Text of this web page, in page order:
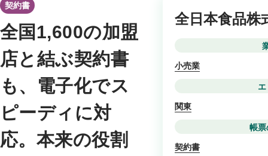
契約書
全国1,600の加盟
店と結ぶ契約書
も、電子化でス
ピーディに対
応。本来の役割
全日本食品株
小売業
関東
帳票
契約書